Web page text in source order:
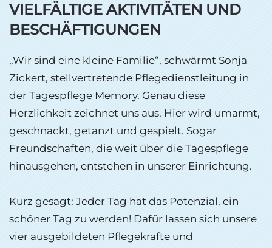
VIELFÄLTIGE AKTIVITÄTEN UND
BESCHÄFTIGUNGEN
„Wir sind eine kleine Familie“, schwärmt Sonja
Zickert, stellvertretende Pflegedienstleitung in
der Tagespflege Memory. Genau diese
Herzlichkeit zeichnet uns aus. Hier wird umarmt,
geschnackt, getanzt und gespielt. Sogar
Freundschaften, die weit über die Tagespflege
hinausgehen, entstehen in unserer Einrichtung.
Kurz gesagt: Jeder Tag hat das Potenzial, ein
schöner Tag zu werden! Dafür lassen sich unsere
vier ausgebildeten Pflegekräfte und